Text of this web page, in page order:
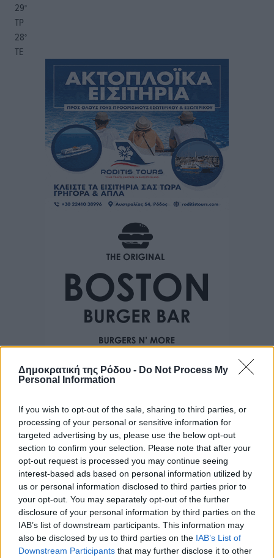
Δημοκρατική της Ρόδου - Do Not Process My
Personal Information
If you wish to opt-out of the sale, sharing to third parties, or
processing of your personal or sensitive information for
targeted advertising by us, please use the below opt-out
section to confirm your selection. Please note that after your
opt-out request is processed you may continue seeing
interest-based ads based on personal information utilized by
us or personal information disclosed to third parties prior to
your opt-out. You may separately opt-out of the further
disclosure of your personal information by third parties on the
IAB’s list of downstream participants. This information may
also be disclosed by us to third parties on the IAB’s List of
Downstream Participants that may further disclose it to other
29°
ΤΡ
28°
ΤΕ
Ροή ειδήσεων